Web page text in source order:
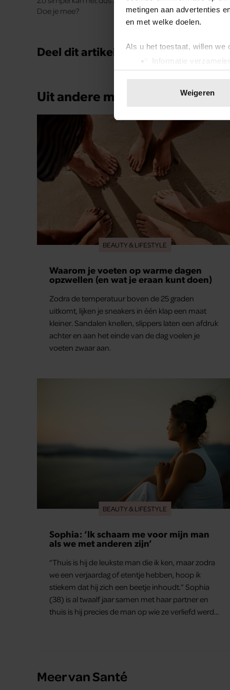
metingen aan advertenties
en met welke doelen.
Als u het toestaat, willen we
Informatie
Uw apparaat
toestemming op elk
We gebruiken cookies om
websiteverkeer te
media, adverteren en
verstrekt of die ze hebben
onze website blijft gebruiken.
Weigeren
Doe je mee?
Deel dit artikel op social media!
Uit andere media
BEAUTY & LIFESTYLE
Waarom je voeten op warme dagen
opzwellen (en wat je eraan kunt doen)
Zodra de temperatuur boven de 25 graden
uitkomt, lijken je sneakers in één klap een maat
kleiner. Sandalen knellen, slippers laten een afdruk
achter en aan het einde van de dag voelen je
voeten zwaar aan.
BEAUTY & LIFESTYLE
Sophia: ‘Ik schaam me voor mijn man
als we met anderen zijn’
“Thuis is hij de leukste man die ik ken, maar zodra
we een verjaardag of etentje hebben, hoop ik
stiekem dat hij zich een beetje inhoudt.” Sophia
(38) is al twaalf jaar samen met haar partner en
thuis is hij precies de man op wie ze verliefd werd:
Meer van Santé